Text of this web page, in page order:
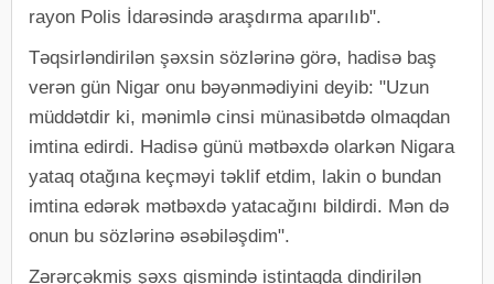
rayon Polis İdarəsində araşdırma aparılıb".
Təqsirləndirilən şəxsin sözlərinə görə, hadisə baş
verən gün Nigar onu bəyənmədiyini deyib: "Uzun
müddətdir ki, mənimlə cinsi münasibətdə olmaqdan
imtina edirdi. Hadisə günü mətbəxdə olarkən Nigara
yataq otağına keçməyi təklif etdim, lakin o bundan
imtina edərək mətbəxdə yatacağını bildirdi. Mən də
onun bu sözlərinə əsəbiləşdim".
Zərərçəkmiş şəxs qismində istintaqda dindirilən